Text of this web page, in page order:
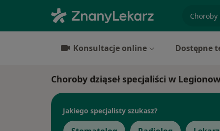
Konsultacje online Dostępne
Choroby dziąseł specjaliści w
Jakiego specjalisty szukasz?